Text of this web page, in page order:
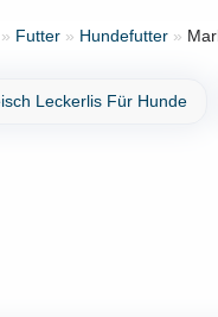
» Futter » Hundefutter »
Leckerlis Für Hunde